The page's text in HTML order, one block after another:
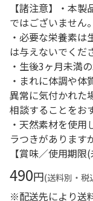
【諸注意】・本
ではございません。
・必要な栄養素
は与えないでくだ
・生後3ヶ月未満
・まれに体調や
異常に気付かれた
相談することをお
・天然素材を使
ラつきがあります
【賞味／使用期
490円(送料別・税
※配送先により送